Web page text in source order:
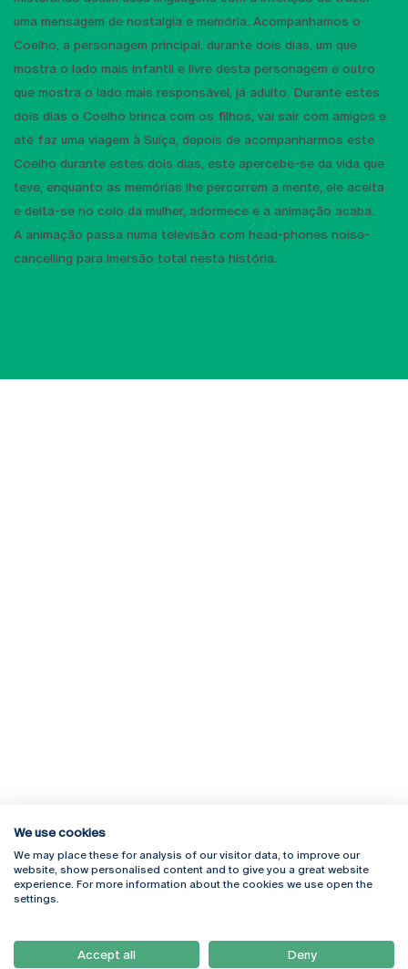
uma mensagem de nostalgia e memória. Acompanhamos o
Coelho, a personagem principal, durante dois dias, um que
mostra o lado mais infantil e livre desta personagem e outro
que mostra o lado mais responsável, já adulto. Durante estes
dois dias o Coelho brinca com os filhos, vai sair com amigos e
até faz uma viagem à Suíça, depois de acompanharmos este
Coelho durante estes dois dias, este apercebe-se da vida que
teve, enquanto as memórias lhe percorrem a mente, ele aceita
e deita-se no colo da mulher, adormece e a animação acaba.
A animação passa numa televisão com head-phones noise-
cancelling para imersão total nesta história.
Rua Diogo Botelho 1327
4169-005 Porto
+351 226 196 240
Campus Online
Webmail
Como Chegar
Newsletter
We use cookies
We may place these for analysis of our visitor data, to improve our
website, show personalised content and to give you a great website
experience. For more information about the cookies we use open the
settings.
Accept all Deny